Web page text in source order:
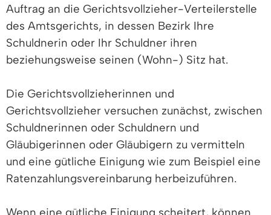
Auftrag an die Gerichtsvollzieher-Verteilerstelle
des Amtsgerichts, in dessen Bezirk Ihre
Schuldnerin oder Ihr Schuldner ihren
beziehungsweise seinen (Wohn-) Sitz hat.
Die Gerichtsvollzieherinnen und
Gerichtsvollzieher versuchen zunächst, zwischen
Schuldnerinnen oder Schuldnern und
Gläubigerinnen oder Gläubigern zu vermitteln
und eine gütliche Einigung wie zum Beispiel eine
Ratenzahlungsvereinbarung herbeizuführen.
Wenn eine gütliche Einigung scheitert, können